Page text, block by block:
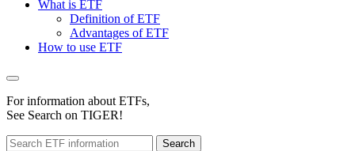
What is ETF
Definition of ETF
Advantages of ETF
How to use ETF
For information about ETFs,
See Search on TIGER!
Search